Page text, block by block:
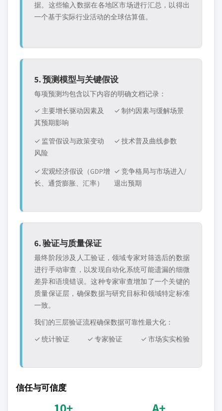
据。这些输入数据在各地区市场进行汇总，以得出
一个基于实际行业活动的全球估算值。
5. 预测模型与关键假设
每项预测均包含以下内容的明确文档记录：
✓ 主要增长驱动因素及
其预期影响
✓ 制约因素与缓解场景
✓ 监管假设与政策变动
风险
✓ 技术普及曲线参数
✓ 宏观经济假设（GDP增
长、通货膨胀、汇率）
✓ 竞争格局与市场进入/
退出预期
6. 验证与质量保证
最终阶段涉及人工验证，领域专家对筛选后的数据
进行手动审查，以发现自动化系统可能遗漏的细微
差异和语境错误。这种专家审查增加了一个关键的
质量保证层，确保数据与研究目标和领域特定标准
一致。
我们的三层验证流程确保数据可靠性最大化：
✓ 统计验证
✓ 专家验证 ✓ 市场实实检验
信任与可信度